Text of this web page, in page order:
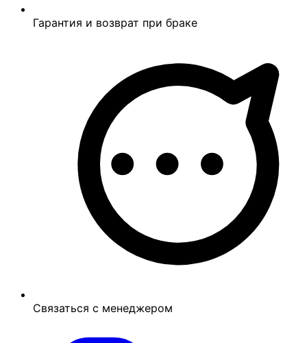
Гарантия и возврат при браке
Связаться с менеджером